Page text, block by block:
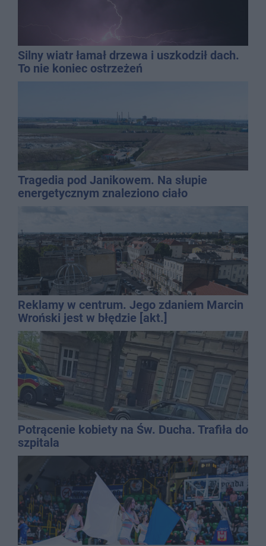
Silny wiatr łamał drzewa i uszkodził dach.
To nie koniec ostrzeżeń
Tragedia pod Janikowem. Na słupie
energetycznym znaleziono ciało
Reklamy w centrum. Jego zdaniem Marcin
Wroński jest w błędzie [akt.]
Potrącenie kobiety na Św. Ducha. Trafiła do
szpitala